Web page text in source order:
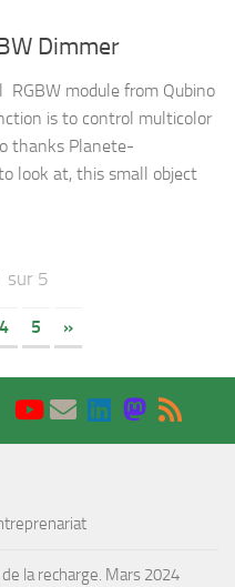
Dimmer
RGBW module from Qubino
is to control multicolor
thanks Planete-
look at, this small object
sur 5
4 5 »
la recharge. Mars 2024